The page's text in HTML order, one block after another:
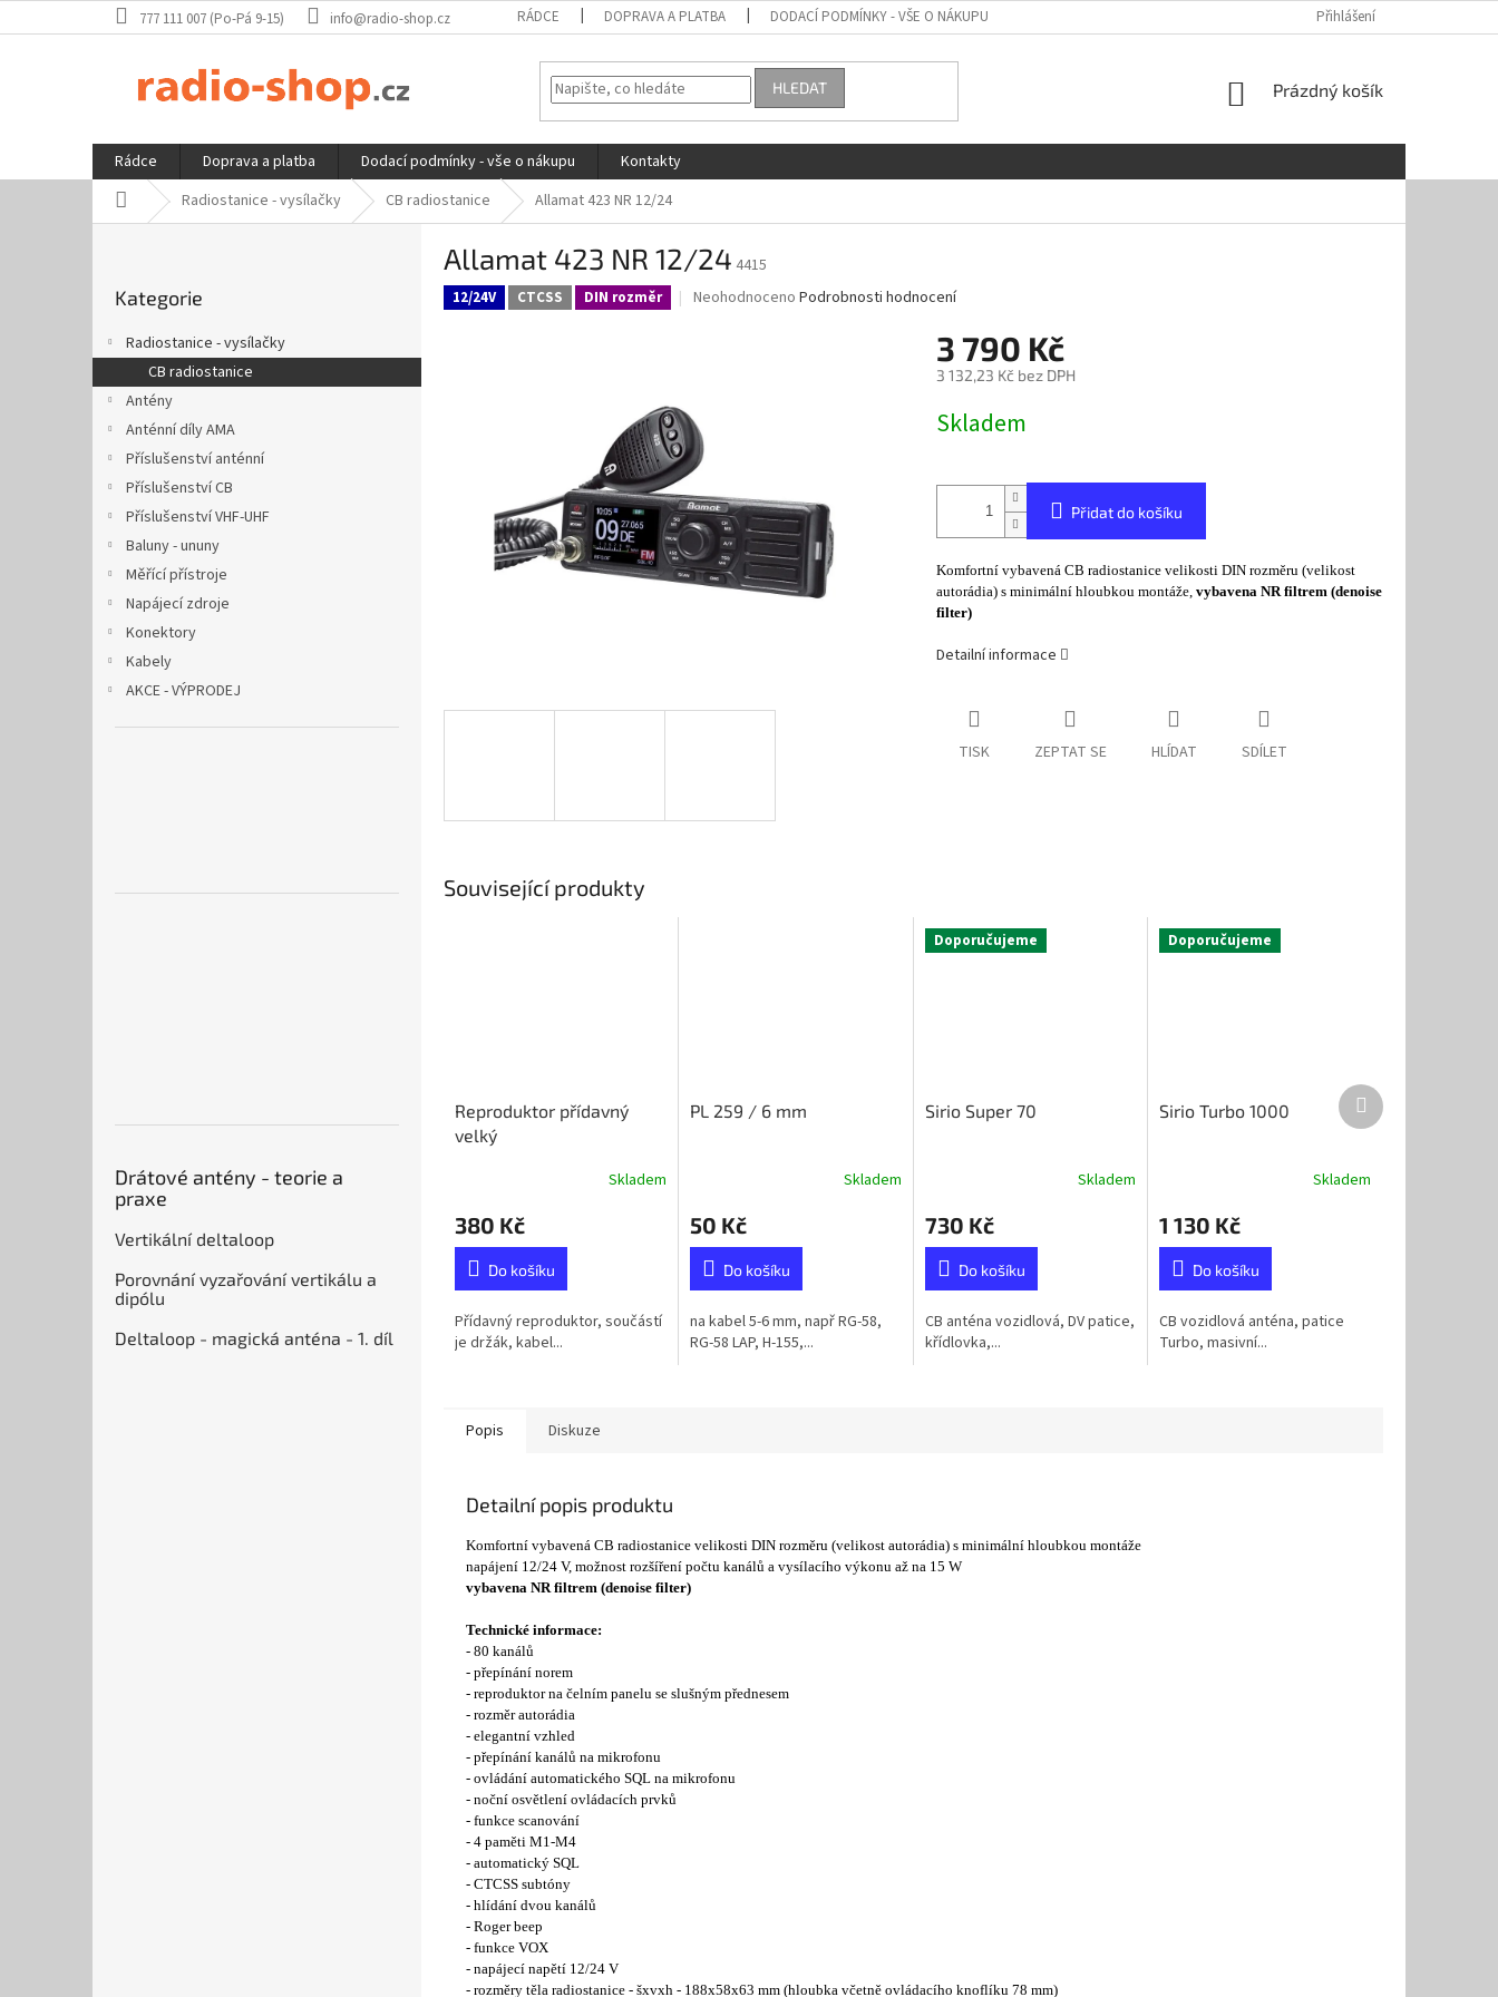
na
777 111 007 (Po-Pá 9-15) info@radio-shop.cz RÁDCE DOPRAVA A PLATBA DODACÍ PODMÍNKY - VŠE O NÁKUPU REKLAMAČNÍ ŘÁD GDPR
Přihlášení
HLEDAT
NÁKUPNÍ
Prázdný košík
Rádce Doprava a platba Dodací podmínky - vše o nákupu
Kontakty
Domů Radiostanice - vysílačky CB radiostanice Allamat 423 NR 12/24
a
n
kategorie
Kategorie
Radiostanice - vysílačky
CB radiostanice
Antény
Anténní díly AMA
Příslušenství anténní
Příslušenství CB
Příslušenství VHF-UHF
Baluny - ununy
Měřící přístroje
Napájecí zdroje
Konektory
Kabely
AKCE - VÝPRODEJ
Drátové antény - teorie a
praxe
Vertikální deltaloop
Porovnání vyzařování vertikálu a
dipólu
Deltaloop - magická anténa - 1. díl
Allamat 423 NR 12/24 4415
12/24V CTCSS DIN rozměr
Průměrné
5
hvězdiček.
Neohodnoceno Podrobnosti hodnocení
3 790 Kč
3 132,23 Kč bez DPH
cena:
Skladem
Přidat do košíku
Komfortní vybavená CB radiostanice velikosti DIN rozměru (velikost
autorádia) s minimální hloubkou montáže, vybavena NR filtrem (denoise
filter)
Detailní informace
TISK ZEPTAT SE HLÍDAT SDÍLET
Související produkty
Reproduktor přídavný
velký
Skladem
380 Kč
Do košíku
Přídavný reproduktor, součástí
je držák, kabel...
PL 259 / 6 mm
Skladem
50 Kč
Do košíku
na kabel 5-6 mm, např RG-58,
RG-58 LAP, H-155,...
Doporučujeme
Sirio Super 70
Skladem
730 Kč
Do košíku
CB anténa vozidlová, DV patice,
křídlovka,...
Doporučujeme
Sirio Turbo 1000
Skladem
1 130 Kč
Do košíku
CB vozidlová anténa, patice
Turbo, masivní...
Další
produkt
Popis Diskuze
Detailní popis produktu
Komfortní vybavená CB radiostanice velikosti DIN rozměru (velikost autorádia) s minimální hloubkou montáže
napájení 12/24 V, možnost rozšíření počtu kanálů a vysílacího výkonu až na 15 W
vybavena NR filtrem (denoise filter)
Technické informace:
- 80 kanálů
- přepínání norem
- reproduktor na čelním panelu se slušným přednesem
- rozměr autorádia
- elegantní vzhled
- přepínání kanálů na mikrofonu
- ovládání automatického SQL na mikrofonu
- noční osvětlení ovládacích prvků
- funkce scanování
- 4 paměti M1-M4
- automatický SQL
- CTCSS subtóny
- hlídání dvou kanálů
- Roger beep
- funkce VOX
- napájecí napětí 12/24 V
- rozměry těla radiostanice - šxvxh - 188x58x63 mm (hloubka včetně ovládacího knoflíku 78 mm)